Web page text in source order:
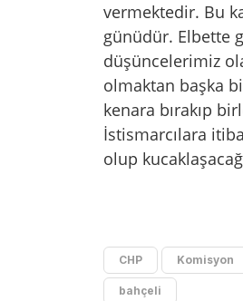
vermektedir. Bu
günüdür. Elbette
düşüncelerimiz
olmaktan başka
kenara bırakıp
İstismarcılara
olup
CHP Komisyon
bahçeli